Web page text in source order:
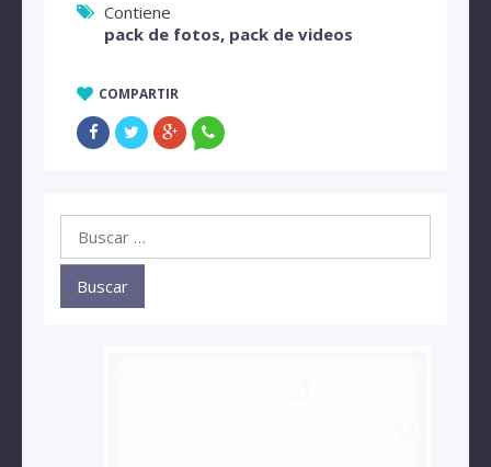
Contiene
pack de fotos, pack de videos
COMPARTIR